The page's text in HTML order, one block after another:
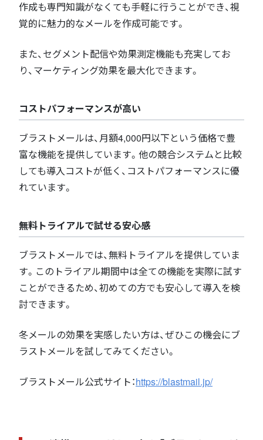
作成も専門知識がなくても手軽に行うことができ、視
覚的に魅力的なメールを作成可能です。
また、セグメント配信や効果測定機能も充実してお
り、マーケティング効果を最大化できます。
コストパフォーマンスが高い
ブラストメールは、月額4,000円以下という価格で豊
富な機能を提供しています。他の競合システムと比較
しても導入コストが低く、コストパフォーマンスに優
れています。
無料トライアルで試せる安心感
ブラストメールでは、無料トライアルを提供していま
す。このトライアル期間中は全ての機能を実際に試す
ことができるため、初めての方でも安心して導入を検
討できます。
冬メールの効果を実感したい方は、ぜひこの機会にブ
ラストメールを試してみてください。
ブラストメール公式サイト：https://blastmail.jp/